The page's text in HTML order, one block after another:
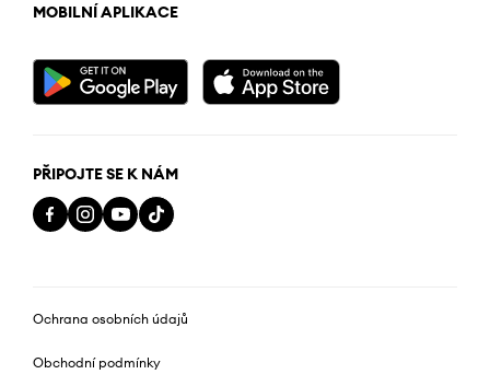
MOBILNÍ APLIKACE
PŘIPOJTE SE K NÁM
Ochrana osobních údajů
Obchodní podmínky